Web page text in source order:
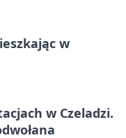
w
w Czeladzi.